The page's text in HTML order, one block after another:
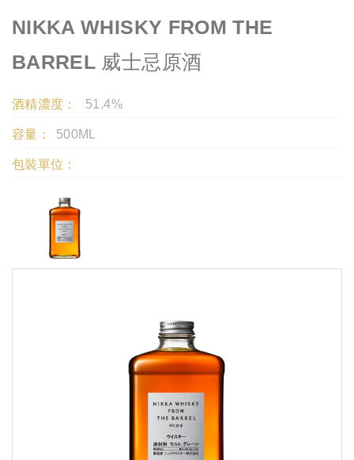
NIKKA WHISKY FROM THE
BARREL 威士忌原酒
酒精濃度： 51.4%
容量： 500ML
包裝單位：